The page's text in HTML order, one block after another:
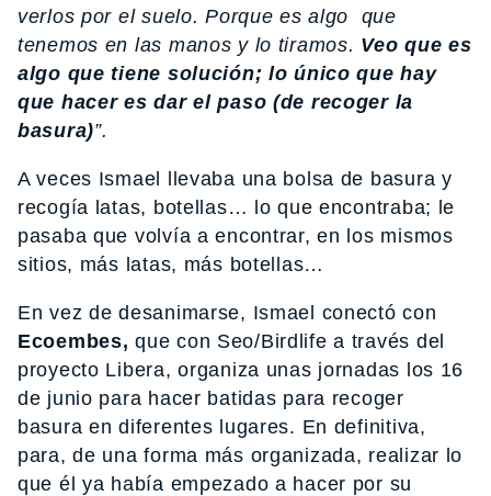
verlos por el suelo. Porque es algo que
tenemos en las manos y lo tiramos. Veo que es
algo que tiene solución; lo único que hay
que hacer es dar el paso (de recoger la
basura)”.
A veces Ismael llevaba una bolsa de basura y
recogía latas, botellas… lo que encontraba; le
pasaba que volvía a encontrar, en los mismos
sitios, más latas, más botellas…
En vez de desanimarse, Ismael conectó con
Ecoembes, que con Seo/Birdlife a través del
proyecto Libera, organiza unas jornadas los 16
de junio para hacer batidas para recoger
basura en diferentes lugares. En definitiva,
para, de una forma más organizada, realizar lo
que él ya había empezado a hacer por su